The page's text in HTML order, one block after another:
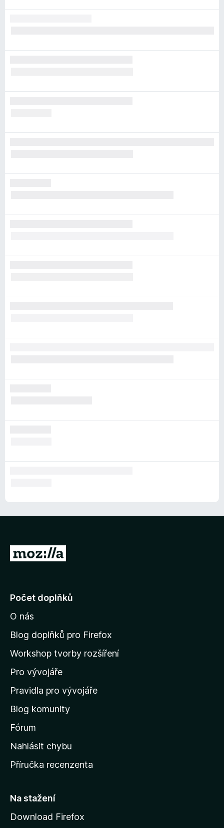
P
j
t
n
d
o
m
v
s
k
u
t
á
Počet doplňků
O nás
Blog doplňků pro Firefox
Workshop tvorby rozšíření
Pro vývojáře
Pravidla pro vývojáře
Blog komunity
Fórum
Nahlásit chybu
Příručka recenzenta
Na stažení
Download Firefox